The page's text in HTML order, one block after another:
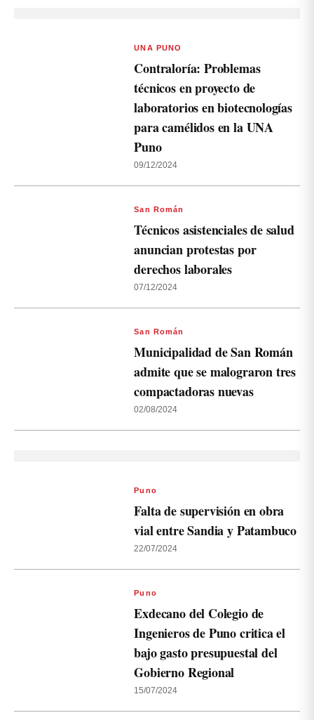
UNA PUNO
Contraloría: Problemas
técnicos en proyecto de
laboratorios en biotecnologías
para camélidos en la UNA
Puno
09/12/2024
San Román
Técnicos asistenciales de salud
anuncian protestas por
derechos laborales
07/12/2024
San Román
Municipalidad de San Román
admite que se malograron tres
compactadoras nuevas
02/08/2024
Puno
Falta de supervisión en obra
vial entre Sandia y Patambuco
22/07/2024
Puno
Exdecano del Colegio de
Ingenieros de Puno critica el
bajo gasto presupuestal del
Gobierno Regional
15/07/2024